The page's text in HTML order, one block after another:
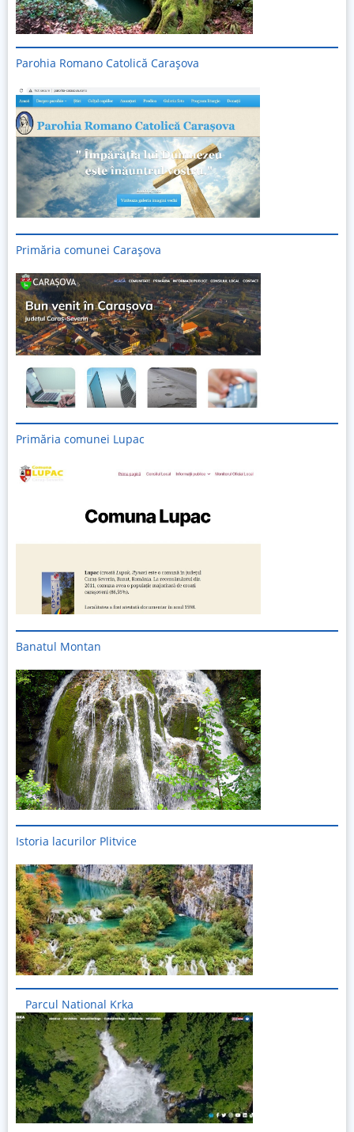
Parohia Romano Catolică Carașova
Primăria comunei Carașova
Primăria comunei Lupac
Banatul Montan
Istoria lacurilor Plitvice
Imagine
Parcul National Krka
Imagine